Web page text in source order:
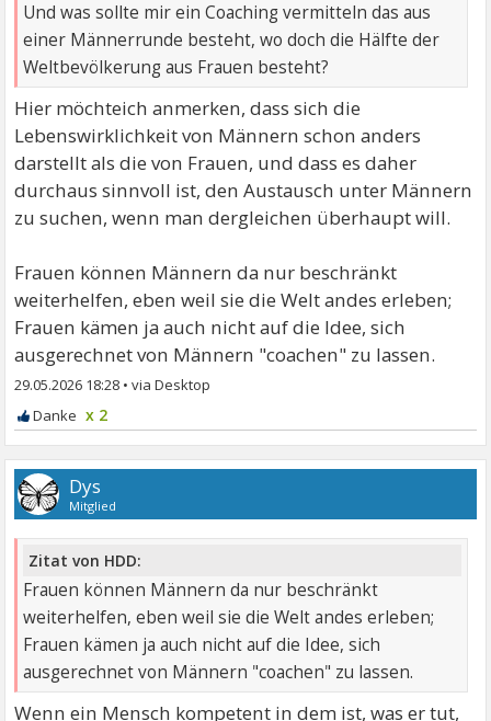
Und was sollte mir ein Coaching vermitteln das aus
einer Männerrunde besteht, wo doch die Hälfte der
Weltbevölkerung aus Frauen besteht?
Hier möchteich anmerken, dass sich die
Lebenswirklichkeit von Männern schon anders
darstellt als die von Frauen, und dass es daher
durchaus sinnvoll ist, den Austausch unter Männern
zu suchen, wenn man dergleichen überhaupt will.
Frauen können Männern da nur beschränkt
weiterhelfen, eben weil sie die Welt andes erleben;
Frauen kämen ja auch nicht auf die Idee, sich
ausgerechnet von Männern "coachen" zu lassen.
29.05.2026 18:28 •
x 2
Dys
Mitglied
Zitat von HDD:
Frauen können Männern da nur beschränkt
weiterhelfen, eben weil sie die Welt andes erleben;
Frauen kämen ja auch nicht auf die Idee, sich
ausgerechnet von Männern "coachen" zu lassen.
Wenn ein Mensch kompetent in dem ist, was er tut,